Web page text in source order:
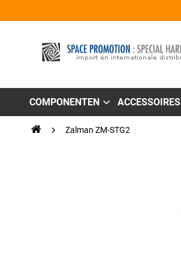
COMPONENTEN ACCESSOIRES
Zalman ZM-STG2